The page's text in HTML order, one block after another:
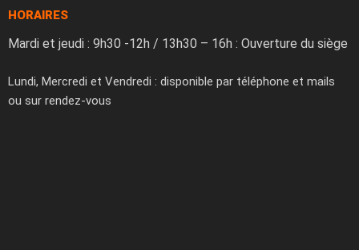
HORAIRES
Mardi et jeudi : 9h30 -12h / 13h30 – 16h : Ouverture du siège
Lundi, Mercredi et Vendredi : disponible par téléphone et mails
ou sur rendez-vous